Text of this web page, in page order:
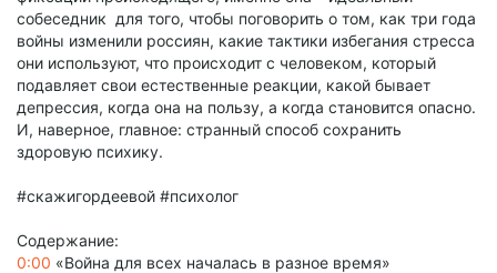
собеседник для того, чтобы поговорить о том, как три года
войны изменили россиян, какие тактики избегания стресса
они используют, что происходит с человеком, который
подавляет свои естественные реакции, какой бывает
депрессия, когда она на пользу, а когда становится опасно.
И, наверное, главное: странный способ сохранить
здоровую психику.
#скажигордеевой #психолог
Содержание:
0:00 «Война для всех началась в разное время»